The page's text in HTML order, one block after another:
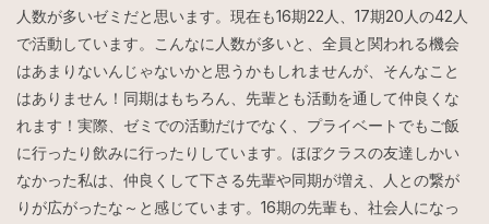
人数が多いゼミだと思います。現在も16期22人、17期20人の42人
で活動しています。こんなに人数が多いと、全員と関われる機会
はあまりないんじゃないかと思うかもしれませんが、そんなこと
はありません！同期はもちろん、先輩とも活動を通して仲良くな
れます！実際、ゼミでの活動だけでなく、プライベートでもご飯
に行ったり飲みに行ったりしています。ほぼクラスの友達しかい
なかった私は、仲良くして下さる先輩や同期が増え、人との繋が
りが広がったな～と感じています。16期の先輩も、社会人になっ